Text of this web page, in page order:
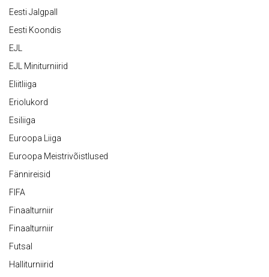
Eesti Jalgpall
Eesti Koondis
EJL
EJL Miniturniirid
Eliitliiga
Eriolukord
Esiliiga
Euroopa Liiga
Euroopa Meistrivõistlused
Fännireisid
FIFA
Finaalturniir
Finaalturniir
Futsal
Halliturniirid